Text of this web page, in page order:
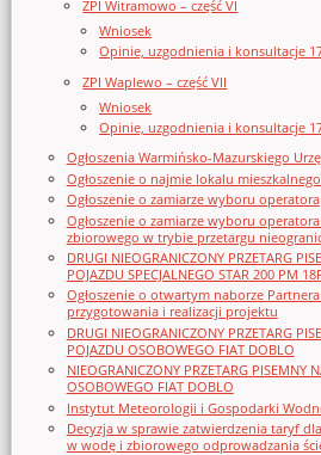
ZPI Witramowo – część VI
Wniosek
Opinie, uzgodnienia i konsultacje
ZPI Waplewo – część VII
Wniosek
Opinie, uzgodnienia i konsultacje
Ogłoszenia Warmińsko-Mazurskiego
Ogłoszenie o najmie lokalu
Ogłoszenie o zamiarze wyboru operatora
Ogłoszenie o zamiarze wyboru
zbiorowego w trybie przetargu
DRUGI NIEOGRANICZONY PRZETARG
POJAZDU SPECJALNEGO STAR 200 PM
Ogłoszenie o otwartym naborze
przygotowania i realizacji projektu
DRUGI NIEOGRANICZONY PRZETARG
POJAZDU OSOBOWEGO FIAT DOBLO
NIEOGRANICZONY PRZETARG PISEMNY
OSOBOWEGO FIAT DOBLO
Instytut Meteorologii i Gospodarki
Decyzja w sprawie zatwierdzenia taryf
w wodę i zbiorowego odprowadzania